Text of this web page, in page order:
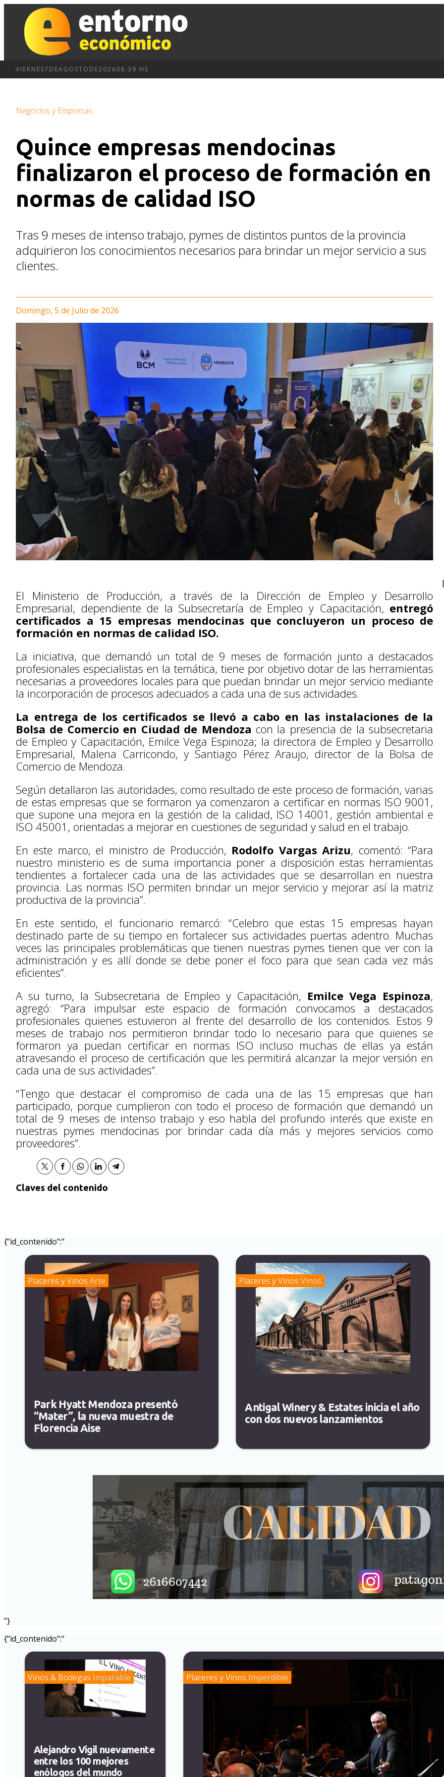
VIERNES7 DEAGOSTO DE202608:39 HS
Negocios y Empresas
Quince empresas mendocinas
finalizaron el proceso de formación en
normas de calidad ISO
Tras 9 meses de intenso trabajo, pymes de distintos puntos de la provincia
adquirieron los conocimientos necesarios para brindar un mejor servicio a sus
clientes.
Domingo, 5 de Julio de 2026
El Ministerio de Producción, a través de la Dirección de Empleo y Desarrollo
Empresarial, dependiente de la Subsecretaría de Empleo y Capacitación, entregó
certificados a 15 empresas mendocinas que concluyeron un proceso de
formación en normas de calidad ISO.
La iniciativa, que demandó un total de 9 meses de formación junto a destacados
profesionales especialistas en la temática, tiene por objetivo dotar de las herramientas
necesarias a proveedores locales para que puedan brindar un mejor servicio mediante
la incorporación de procesos adecuados a cada una de sus actividades.
La entrega de los certificados se llevó a cabo en las instalaciones de la
Bolsa de Comercio en Ciudad de Mendozacon la presencia de la subsecretaria
de Empleo y Capacitación, Emilce Vega Espinoza; la directora de Empleo y Desarrollo
Empresarial, Malena Carricondo, y Santiago Pérez Araujo, director de la Bolsa de
Comercio de Mendoza.
Según detallaron las autoridades, como resultado de este proceso de formación, varias
de estas empresas que se formaron ya comenzaron a certificar en normas ISO 9001,
que supone una mejora en la gestión de la calidad, ISO 14001, gestión ambiental e
ISO 45001, orientadas a mejorar en cuestiones de seguridad y salud en el trabajo.
En este marco, el ministro de Producción, Rodolfo Vargas Arizu, comentó: “Para
nuestro ministerio es de suma importancia poner a disposición estas herramientas
tendientes a fortalecer cada una de las actividades que se desarrollan en nuestra
provincia. Las normas ISO permiten brindar un mejor servicio y mejorar así la matriz
productiva de la provincia”.
En este sentido, el funcionario remarcó: “Celebro que estas 15 empresas hayan
destinado parte de su tiempo en fortalecer sus actividades puertas adentro. Muchas
veces las principales problemáticas que tienen nuestras pymes tienen que ver con la
administración y es allí donde se debe poner el foco para que sean cada vez más
eficientes”.
A su turno, la Subsecretaria de Empleo y Capacitación, Emilce Vega Espinoza,
agregó: “Para impulsar este espacio de formación convocamos a destacados
profesionales quienes estuvieron al frente del desarrollo de los contenidos. Estos 9
meses de trabajo nos permitieron brindar todo lo necesario para que quienes se
formaron ya puedan certificar en normas ISO incluso muchas de ellas ya están
atravesando el proceso de certificación que les permitirá alcanzar la mejor versión en
cada una de sus actividades”.
“Tengo que destacar el compromiso de cada una de las 15 empresas que han
participado, porque cumplieron con todo el proceso de formación que demandó un
total de 9 meses de intenso trabajo y eso habla del profundo interés que existe en
nuestras pymes mendocinas por brindar cada día más y mejores servicios como
proveedores”.
Claves del contenido
{"id_contenido":"
Placeres y Vinos Vinos
Antigal Winery & Estates inicia el año
con dos nuevos lanzamientos
Placeres y Vinos Arte
Park Hyatt Mendoza presentó
“Mater”, la nueva muestra de
Florencia Aise
"}
{"id_contenido":"
Placeres y Vinos Imperdible
Vinos & Bodegas Imparable
Alejandro Vigil nuevamente
entre los 100 mejores
enólogos del mundo